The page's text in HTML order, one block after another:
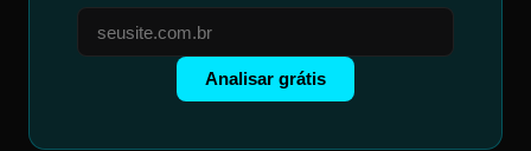
Analisar grátis